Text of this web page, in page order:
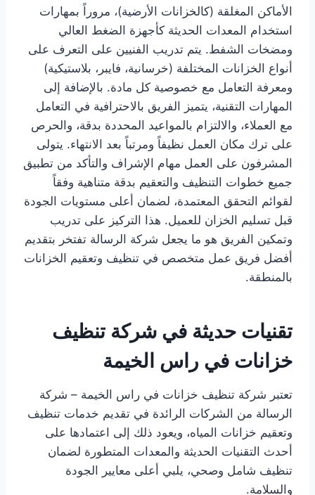
الأماكن المغلقة (كالخزانات الأرضية)، مروراً بمهارات
استخدام المعدات الحديثة كأجهزة الضغط العالي
ومضخات الشفط. يتم تدريب الفنيين على التعرف على
أنواع الخزانات المختلفة (خرسانية، فايبر، بلاستيكية)
ومعرفة التعامل مع خصوصية كل مادة. بالإضافة إلى
المهارات التقنية، يتميز الفريق بالاحترافية في التعامل
مع العملاء، والالتزام بالمواعيد المحددة بدقة، والحرص
على ترك مكان العمل نظيفاً ومرتباً بعد الانتهاء. يتولى
المشرفون على العمل مهام الإشراف والتأكد من تطبيق
جميع خطوات التنظيف والتعقيم بدقة متناهية وفقاً
لقوائم التحقق المعتمدة، لضمان أعلى مستويات الجودة
قبل تسليم الخزان للعميل. هذا التركيز على تدريب
وتمكين الفريق هو ما يجعل شركة الرسالة تفتخر بتقديم
أفضل فريق عمل متخصص في تنظيف وتعقيم الخزانات
بالمنطقة.
تقنيات حديثة في شركة تنظيف
خزانات في راس الخيمة
تعتبر شركة تنظيف خزانات في راس الخيمة – شركة
الرسالة من الشركات الرائدة في تقديم خدمات تنظيف
وتعقيم خزانات المياه، ويعود ذلك إلى اعتمادها على
أحدث التقنيات الحديثة والمعدات المتطورة لضمان
تنظيف شامل وصحي، يلبي أعلى معايير الجودة
والسلامة.